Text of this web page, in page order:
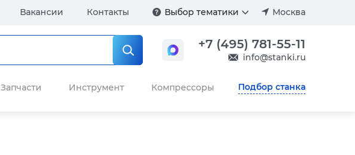
Вакансии Контакты Выбор тематики Москва
+7 (495) 781-55-11
info@stanki.ru
Запчасти Инструмент Компрессоры Подбор станка